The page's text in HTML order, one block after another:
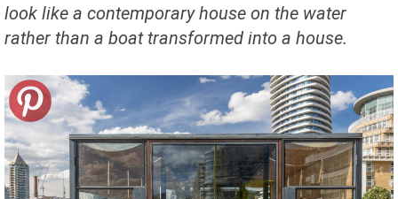
look like a contemporary house on the water
rather than a boat transformed into a house.